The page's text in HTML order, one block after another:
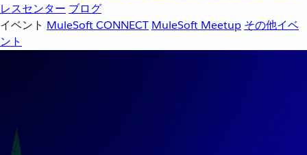
レスセンター ブログ
イベント MuleSoft CONNECT MuleSoft Meetup その他イベ
ント